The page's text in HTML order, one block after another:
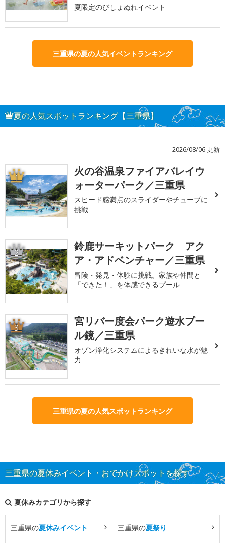
夏限定のびしょぬれイベント
三重県の夏の人気イベントランキング
夏の人気スポットランキング【三重県】
2026/08/06 更新
1
火の谷温泉ファイアバレイウ
ォーターパーク／三重県
スピード感満点のスライダーやチューブに
挑戦
2
鈴鹿サーキットパーク アク
ア・アドベンチャー／三重県
冒険・発見・体験に挑戦。家族や仲間と
「できた！」を体感できるプール
3
宮リバー度会パーク遊水プー
ル鏡／三重県
オゾン浄化システムによるきれいな水が魅
力
三重県の夏の人気スポットランキング
三重県の夏休みイベント・おでかけスポットを探す
夏休みカテゴリから探す
三重県の夏休みイベント 三重県の夏祭り